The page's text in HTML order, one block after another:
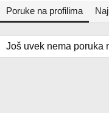
Poruke na profilima
Još uvek nema poruka